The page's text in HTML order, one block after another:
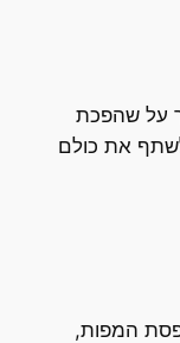
על שהפכת
את כולם
המפות,